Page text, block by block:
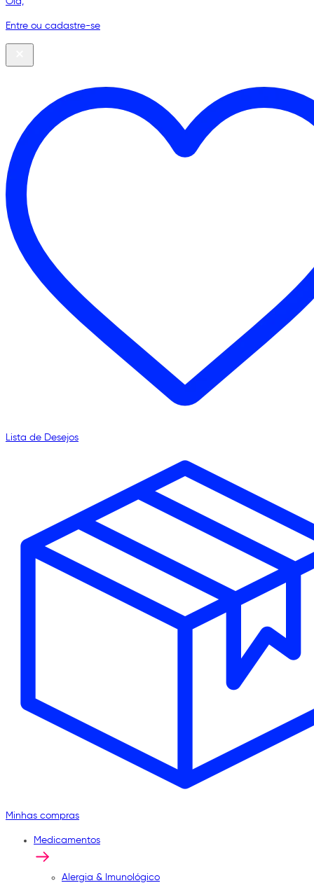
Entre ou cadastre-se
Lista de Desejos
Minhas compras
Medicamentos
Alergia & Imunológico